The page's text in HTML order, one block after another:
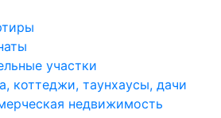
участки
коттеджи, таунхаусы, дачи
недвижимость